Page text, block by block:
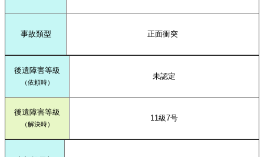
事故類型 正面衝突
後遺障害等級
（依頼時）
未認定
後遺障害等級
（解決時）
11級7号